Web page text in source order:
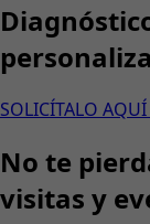
SOLICÍTALO
No te
visitas y